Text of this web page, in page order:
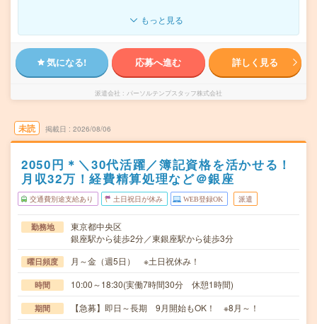
もっと見る
気になる! 応募へ進む 詳しく見る
派遣会社 パーソルテンプスタッフ株式会社
未読 掲載日 2026/08/06
2050円＊＼30代活躍／簿記資格を活かせる！
月収32万！経費精算処理など＠銀座
交通費別途支給あり 土日祝日が休み WEB登録OK 派遣
勤務地
東京都中央区
銀座駅から徒歩2分／東銀座駅から徒歩3分
曜日頻度 月～金（週5日） ※土日祝休み！
時間 10:00～18:30(実働7時間30分 休憩1時間)
期間 【急募】即日～長期 9月開始もOK！ ※8月～！